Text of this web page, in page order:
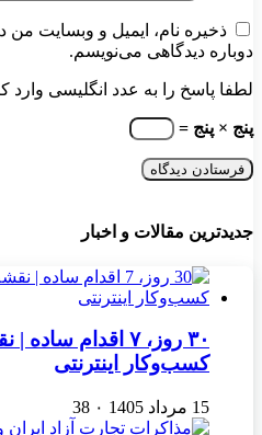
ذخیره نام، ایمیل و وبسایت من
دوباره دیدگاهی می‌نویسم.
لطفا پاسخ را به عدد انگلیسی وارد
پنج × پنج =
جدیدترین مقالات و اخبار
۳۰ روز، ۷ اقدام
کسب‌وکار اینترنتی
15 مرداد 1405 ۰ 38